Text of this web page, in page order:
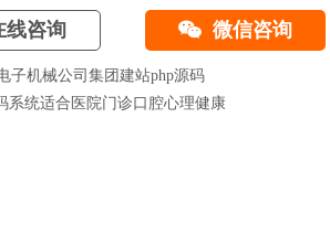
咨询 微信咨询
子机械公司集团建站php源码
系统适合医院门诊口腔心理健康